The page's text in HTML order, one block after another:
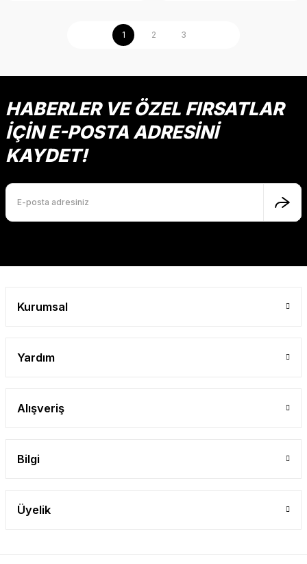
1 2 3
HABERLER VE ÖZEL FIRSATLAR
İÇİN E-POSTA ADRESİNİ
KAYDET!
Kurumsal
Yardım
Alışveriş
Bilgi
Üyelik